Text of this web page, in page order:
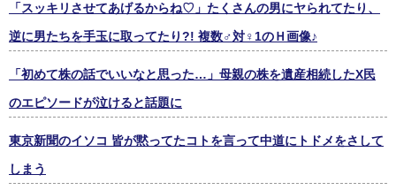
「スッキリさせてあげるからね♡」たくさんの男にヤられてたり、
逆に男たちを手玉に取ってたり?! 複数♂対♀1のＨ画像♪
「初めて株の話でいいなと思った…」母親の株を遺産相続したX民
のエピソードが泣けると話題に
東京新聞のイソコ 皆が黙ってたコトを言って中道にトドメをさして
しまう